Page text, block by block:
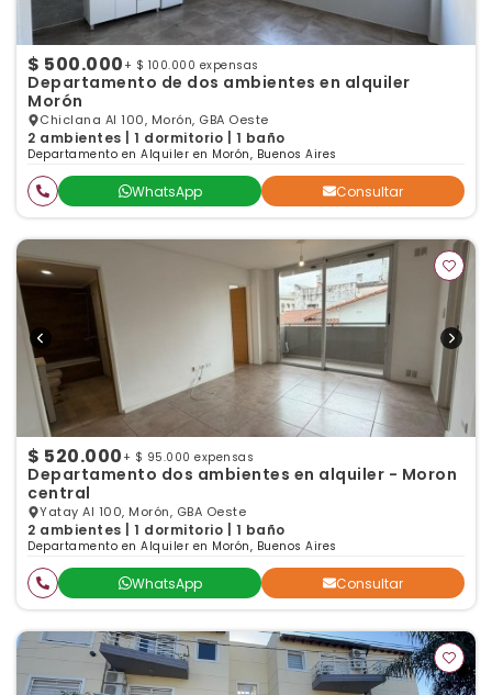
$ 500.000 + $ 100.000 expensas
Departamento de dos ambientes en alquiler
Morón
Chiclana Al 100, Morón, GBA Oeste
2 ambientes | 1 dormitorio | 1 baño
Departamento en Alquiler en Morón, Buenos Aires
WhatsApp Consultar
$ 520.000 + $ 95.000 expensas
Departamento dos ambientes en alquiler - Moron
central
Yatay Al 100, Morón, GBA Oeste
2 ambientes | 1 dormitorio | 1 baño
Departamento en Alquiler en Morón, Buenos Aires
WhatsApp Consultar